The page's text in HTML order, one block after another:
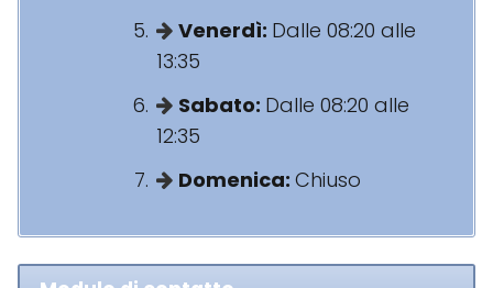
Venerdì: Dalle 08:20 alle
13:35
Sabato: Dalle 08:20 alle
12:35
Domenica: Chiuso